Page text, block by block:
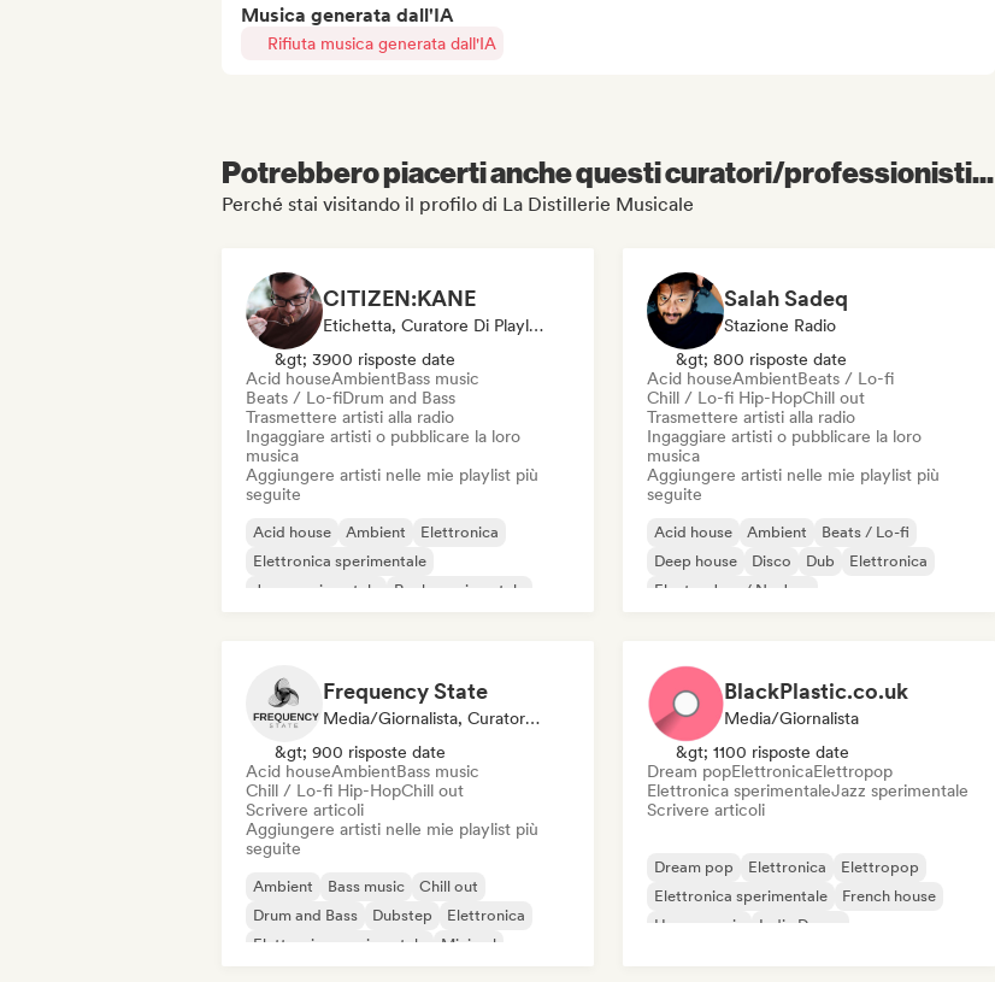
Musica generata dall'IA
Rifiuta musica generata dall'IA
Potrebbero piacerti anche questi curatori/professionisti...
Perché stai visitando il profilo di La Distillerie Musicale
CITIZEN:KANE
Etichetta, Curatore Di Playlist, Stazione Radio
&gt; 3900 risposte date
Acid houseAmbientBass music
Beats / Lo-fiDrum and Bass
Trasmettere artisti alla radio
Ingaggiare artisti o pubblicare la loro
musica
Aggiungere artisti nelle mie playlist più
seguite
Acid house Ambient
Elettronica
Elettronica sperimentale
Jazz sperimentale
Rock sperimentale
Salah Sadeq
Stazione Radio
&gt; 800 risposte date
Acid houseAmbientBeats / Lo-fi
Chill / Lo-fi Hip-HopChill out
Trasmettere artisti alla radio
Ingaggiare artisti o pubblicare la loro
musica
Aggiungere artisti nelle mie playlist più
seguite
Acid house Ambient
Beats / Lo-fi
Deep house
Disco Dub
Elettronica
Electro Jazz / Nu Jazz
Frequency State
Media/Giornalista, Curatore Di Playlist
&gt; 900 risposte date
Acid houseAmbientBass music
Chill / Lo-fi Hip-HopChill out
Scrivere articoli
Aggiungere artisti nelle mie playlist più
seguite
Ambient Bass music
Chill out
Drum and Bass
Dubstep
Elettronica
Elettronica sperimentale
Minimal
BlackPlastic.co.uk
Media/Giornalista
&gt; 1100 risposte date
Dream popElettronicaElettropop
Elettronica sperimentaleJazz sperimentale
Scrivere articoli
Dream pop Elettronica
Elettropop
Elettronica sperimentale
French house
House music
Indie Dance